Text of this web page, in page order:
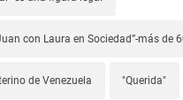
con Laura en Sociedad”-más
de Venezuela "Querida"